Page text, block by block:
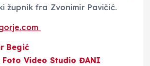
župnik fra Zvonimir Pavičić.
Begić
Video Studio ĐANI